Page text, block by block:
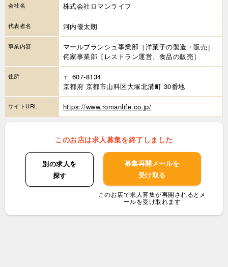
会社名 株式会社ロマンライフ
代表者名 河内優太朗
事業内容
マールブランシュ事業部［洋菓子の製造・販売］
侘家事業部［レストラン運営、食品の販売］
住所
〒 607-8134
京都府 京都市山科区大塚北溝町 30番地
サイトURL https://www.romanlife.co.jp/
このお店は求人募集を終了しました
別の求人を
探す
募集再開メールを
受け取る
このお店で求人募集が再開されるとメ
ールを受け取れます